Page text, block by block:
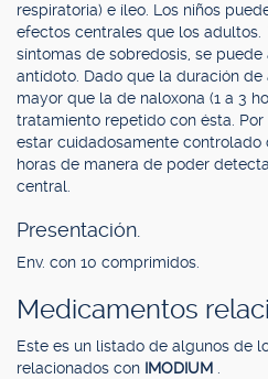
respiratoria) e íleo. Los niños
efectos centrales que los adultos.
síntomas de sobredosis, se
antídoto. Dado que la duración
mayor que la de naloxona (1 a 3
tratamiento repetido con ésta.
estar cuidadosamente controlado
horas de manera de poder
central.
Presentación.
Env. con 10 comprimidos.
Medicamentos
Este es un listado de algunos de
relacionados con IMODIUM